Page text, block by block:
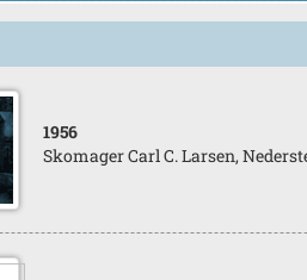
1956
Skomager Carl C. Larsen,